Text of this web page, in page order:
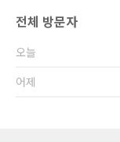
전체 방문자
오늘
어제